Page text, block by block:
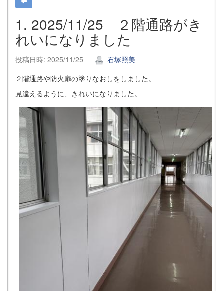
1. 2025/11/25 ２階通路がき
れいになりました
投稿日時: 2025/11/25
石塚照美
２階通路や防火扉の塗りなおしをしました。
見違えるように、きれいになりました。